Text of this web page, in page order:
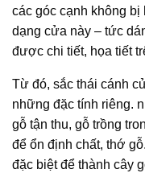
các góc cạnh không
dạng cửa này – tức
được chi tiết, họa tiết
Từ đó, sắc thái cánh
những đặc tính riêng.
gỗ tận thu, gỗ trồng
để ổn định chất, thớ
đặc biệt để thành cây